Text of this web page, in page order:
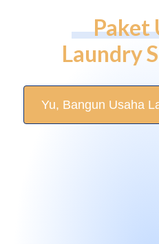
Paket
Laundry
Yu, Bangun Usaha